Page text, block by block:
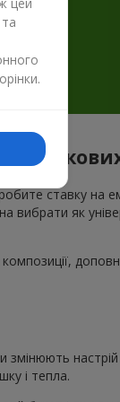
ставку на
як
змінюють
і тепла.